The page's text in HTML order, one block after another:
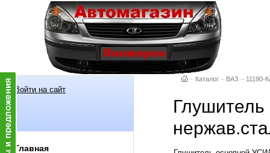
Войти на сайт
Главная
– Каталог – ВАЗ – 11190-